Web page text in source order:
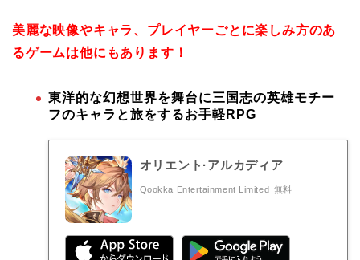
美麗な映像やキャラ、プレイヤーごとに楽しみ方のあ
るゲームは他にもあります！
東洋的な幻想世界を舞台に三国志の英雄モチー
フのキャラと旅をするお手軽RPG
オリエント·アルカディア
Qookka Entertainment Limited 無料